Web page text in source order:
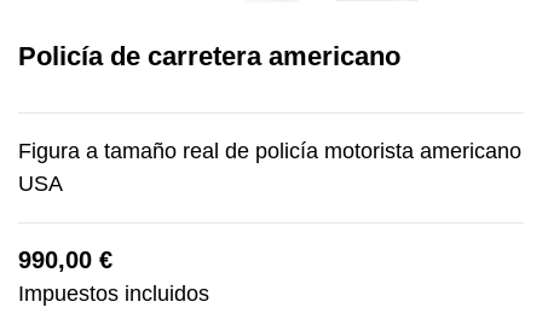
Policía de carretera americano
Figura a tamaño real de policía motorista americano
USA
990,00 €
Impuestos incluidos